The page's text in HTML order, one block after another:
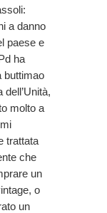
a danno
paese e
ha
buttimao
molto a
trattata
che
un
o
un